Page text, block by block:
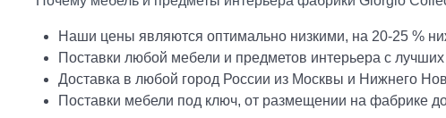
Наши цены являются оптимально низкими, на 20-25 %
Поставки любой мебели и предметов интерьера с
Доставка в любой город России из Москвы и Нижнего
Поставки мебели под ключ, от размещении на фабрике